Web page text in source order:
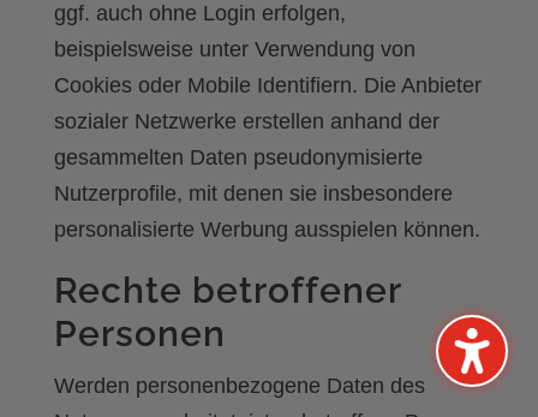
ggf. auch ohne Login erfolgen,
beispielsweise unter Verwendung von
Cookies oder Mobile Identifiern. Die Anbieter
sozialer Netzwerke erstellen anhand der
gesammelten Daten pseudonymisierte
Nutzerprofile, mit denen sie insbesondere
personalisierte Werbung ausspielen können.
Rechte betroffener
Personen
Werden personenbezogene Daten des